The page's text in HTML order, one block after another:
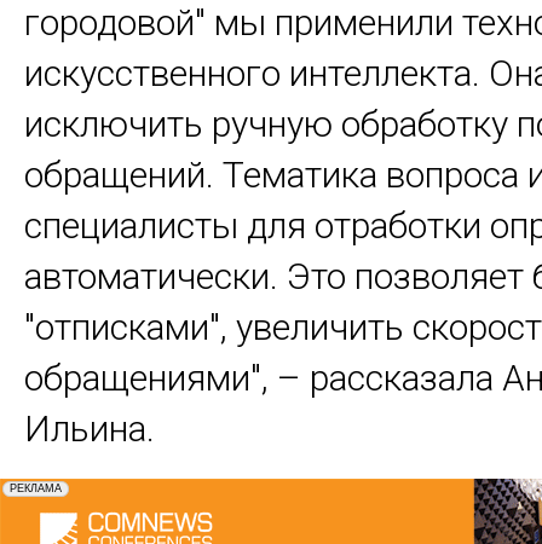
городовой" мы применили
искусственного интеллекта.
исключить ручную обработку
обращений. Тематика вопроса
специалисты для отработки
автоматически. Это позволяет
"отписками", увеличить
обращениями", – рассказала
Ильина.